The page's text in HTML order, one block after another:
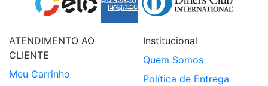
ATENDIMENTO AO
CLIENTE
Meu Carrinho
Institucional
Quem Somos
Política de Entrega